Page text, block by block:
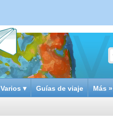
Varios ▾ Guías de viaje Más »